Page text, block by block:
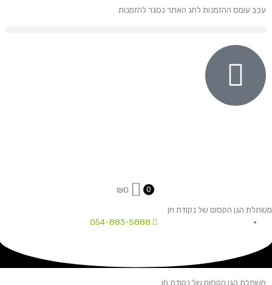
דילוגעכב עומס ההזמנות לחג האתר נסגר להזמנות
0
₪0
משתלת הגן הקסום של נקודת חן
054-883-5888
משתלת הגן הקסום של נקודת חן